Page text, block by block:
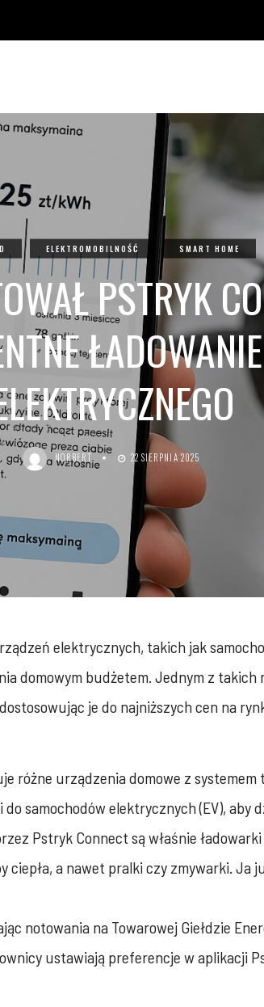
ELEKTROMOBILNOŚĆ SMART HOME
PSTRYK
NORBERT 22 SIERPNIA 2025
elektrycznych, takich jak
domowym budżetem. Jednym z
je do najniższych cen na
różne urządzenia domowe z systemem
samochodów elektrycznych (EV), aby
Pstryk Connect są właśnie
ciepła, a nawet pralki czy zmywarki.
notowania na Towarowej Giełdzie
ustawiają preferencje w aplikacji